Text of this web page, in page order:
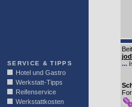
SERVICE & TIPPS
Hotel und Gastro
Werkstatt-Tipps
Reifenservice
Werkstattkosten
...